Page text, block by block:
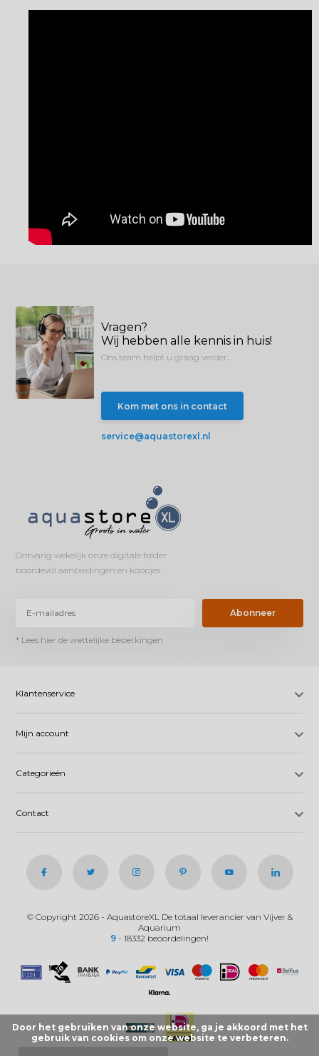
Vragen?
Wij hebben alle kennis in huis!
Ons team helpt u graag verder...
Kom met ons in contact
service@aquastorexl.nl
Ontvang wekelijk onze digitale folder
boordevol aanbiedingen en koopjes.
Abonneer
* Lees hier de wettelijke beperkingen
Klantenservice
Mijn account
Categorieën
Contact
© Copyright 2026 - AquastoreXL De totaal leverancier van Vijver &
Aquarium
9 - 18332 beoordelingen!
Door het gebruiken van onze website, ga je akkoord met het
gebruik van cookies om onze website te verbeteren.